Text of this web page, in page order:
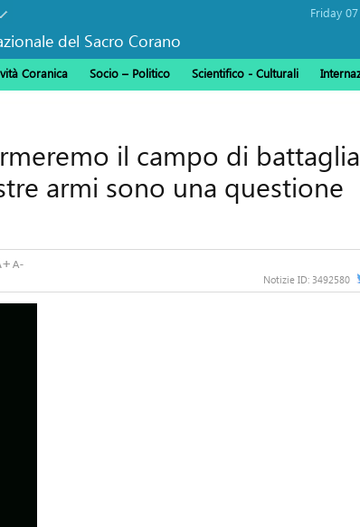
del Sacro Corano
Coranica Socio – Politico Scientifico - Culturali
il campo di
armi sono una questione
Notizie ID: 3492580